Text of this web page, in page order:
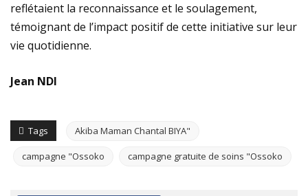
reflétaient la reconnaissance et le soulagement,
témoignant de l’impact positif de cette initiative sur leur
vie quotidienne.
Jean NDI
Tags Akiba Maman Chantal BIYA"
campagne "Ossoko campagne gratuite de soins "Ossoko